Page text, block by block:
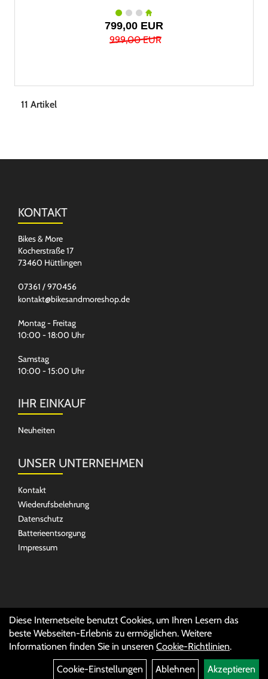
799,00 EUR
999,00 EUR
11 Artikel
KONTAKT
Bikes & More
Kocherstraße 17
73460 Hüttlingen
07361 / 970456
kontakt@bikesandmoreshop.de
Montag - Freitag
10:00 - 18:00 Uhr
Samstag
10:00 - 15:00 Uhr
IHR EINKAUF
Neuheiten
UNSER UNTERNEHMEN
Kontakt
Wiederufsbelehrung
Datenschutz
Batterieentsorgung
Impressum
SOCIAL MEDIA
Diese Internetseite benutzt Cookies, um Ihren Lesern das
beste Webseiten-Erlebnis zu ermöglichen. Weitere
Informationen finden Sie in unseren Cookie-Richtlinien.
Cookie-Einstellungen
Ablehnen Akzeptieren